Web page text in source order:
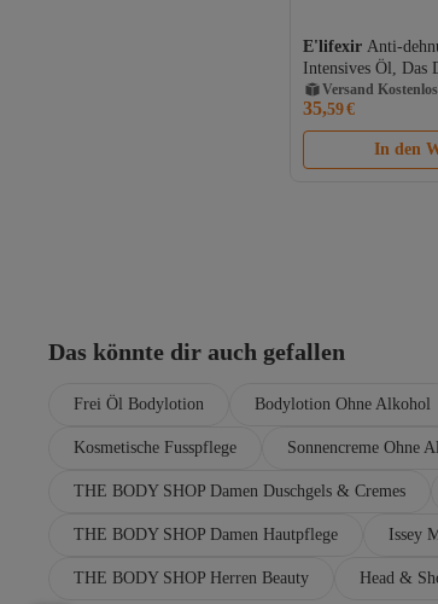
E'lifexir Anti-
Intensives Öl, Das
Und Narben
Versand Kostenlos
Gratis Versand
Versand Kostenlos
35,59€
In den
Das könnte dir auch gefallen
Frei Öl Bodylotion Bodylotion Ohne Alkohol
Kosmetische Fusspflege Sonnencreme Ohne
THE BODY SHOP Damen Duschgels & Cremes
THE BODY SHOP Damen Hautpflege Issey
THE BODY SHOP Herren Beauty Head &